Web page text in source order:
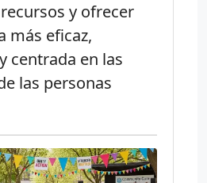
y ofrecer
más eficaz,
centrada en las
las personas